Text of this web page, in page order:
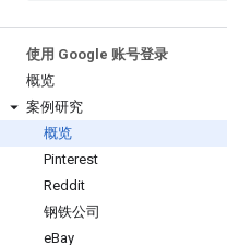
使用 Google 账号登录
概览
案例研究
概览
Pinterest
Reddit
钢铁公司
eBay